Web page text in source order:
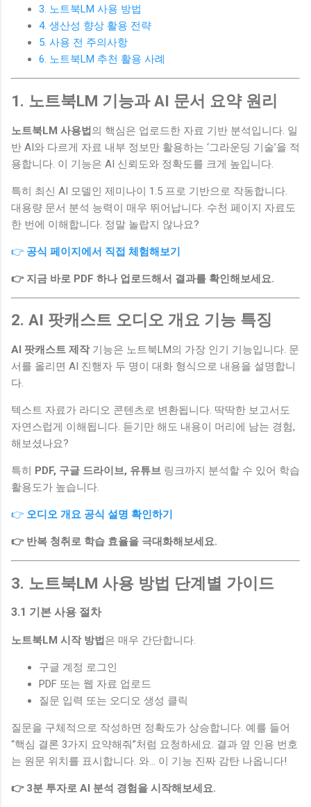
3. 노트북LM 사용 방법
4. 생산성 향상 활용 전략
5. 사용 전 주의사항
6. 노트북LM 추천 활용 사례
1. 노트북LM 기능과 AI 문서 요약 원리
노트북LM 사용법 의 핵심은 업로드한 자료 기반 분석입니다. 일
반 AI와 다르게 자료 내부 정보만 활용하는 ‘그라운딩 기술’을 적
용합니다. 이 기능은 AI 신뢰도와 정확도를 크게 높입니다.
특히 최신 AI 모델인 제미나이 1.5 프로 기반으로 작동합니다.
대용량 문서 분석 능력이 매우 뛰어납니다. 수천 페이지 자료도
한 번에 이해합니다. 정말 놀랍지 않나요?
👉 공식 페이지에서 직접 체험해보기
👉 지금 바로 PDF 하나 업로드해서 결과를 확인해보세요.
2. AI 팟캐스트 오디오 개요 기능 특징
AI 팟캐스트 제작기능은 노트북LM의 가장 인기 기능입니다. 문
서를 올리면 AI 진행자 두 명이 대화 형식으로 내용을 설명합니
다.
텍스트 자료가 라디오 콘텐츠로 변환됩니다. 딱딱한 보고서도
자연스럽게 이해됩니다. 듣기만 해도 내용이 머리에 남는 경험,
해보셨나요?
특히 PDF, 구글 드라이브, 유튜브 링크까지 분석할 수 있어 학습
활용도가 높습니다.
👉 오디오 개요 공식 설명 확인하기
👉 반복 청취로 학습 효율을 극대화해보세요.
3. 노트북LM 사용 방법 단계별 가이드
3.1 기본 사용 절차
노트북LM 시작 방법 은 매우 간단합니다.
구글 계정 로그인
PDF 또는 웹 자료 업로드
질문 입력 또는 오디오 생성 클릭
질문을 구체적으로 작성하면 정확도가 상승합니다. 예를 들어
“핵심 결론 3가지 요약해줘”처럼 요청하세요. 결과 옆 인용 번호
는 원문 위치를 표시합니다. 와… 이 기능 진짜 감탄 나옵니다!
👉 3분 투자로 AI 분석 경험을 시작해보세요.